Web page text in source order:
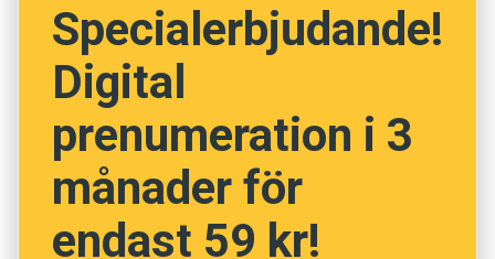
Välluktande
Exotisk
Välstekt
Specialerbjudande!
Digital
prenumeration i 3
månader för
endast 59 kr!